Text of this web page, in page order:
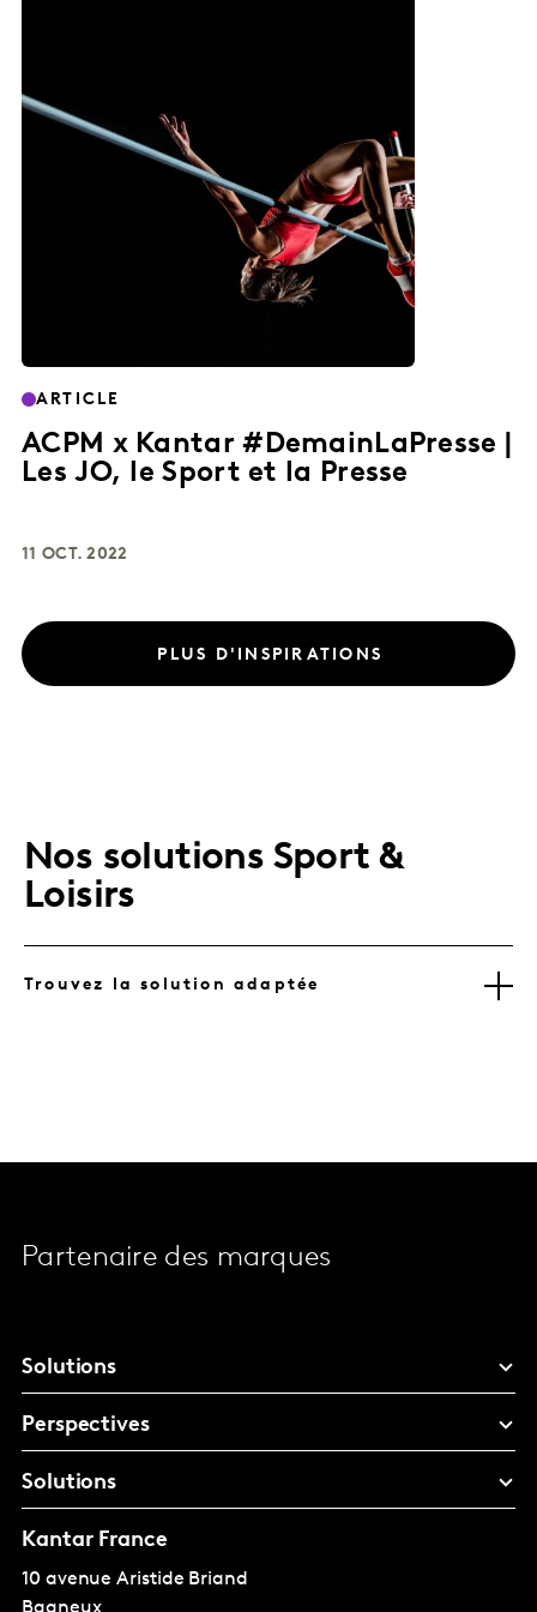
ARTICLE
ACPM x Kantar #DemainLaPresse |
Les JO, le Sport et la Presse
11 OCT. 2022
PLUS D'INSPIRATIONS
Nos solutions Sport &
Loisirs
Trouvez la solution adaptée
Partenaire des marques
Solutions
Perspectives
Solutions
Kantar France
10 avenue Aristide Briand